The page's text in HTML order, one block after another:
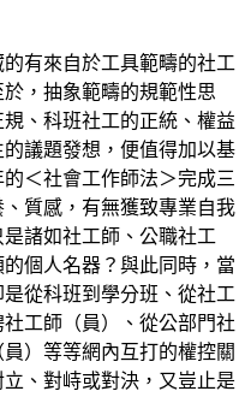
有來自於工具範疇的社工
，抽象範疇的規範性思
、科班社工的正統、權益
議題發想，便值得加以基
＜社會工作師法＞完成三
質感，有無獲致專業自我
諸如社工師、公職社工
個人名器？與此同時，當
從科班到學分班、從社工
工師（員）、從公部門社
）等等網內互打的權控關
、對峙或對決，又豈止是